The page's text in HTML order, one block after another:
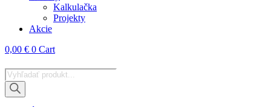
Kalkulačka
Projekty
Akcie
0,00 € 0 Cart
Products
search